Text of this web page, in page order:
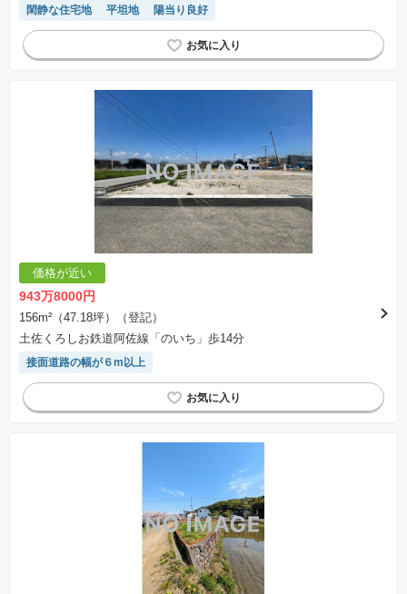
閑静な住宅地 平坦地 陽当り良好
価格が近い
943万8000円
156m²（47.18坪）（登記）
土佐くろしお鉄道阿佐線「のいち」歩14分
接面道路の幅が６m以上